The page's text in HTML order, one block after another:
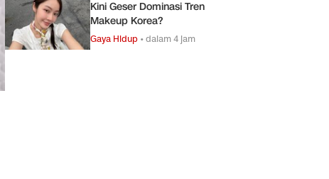
Kini Geser Dominasi Tren
Makeup Korea?
Gaya Hidup •dalam 4 jam